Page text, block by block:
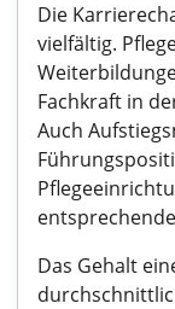
Die
vielfältig.
Fachkraft in
Auch
Das Gehalt